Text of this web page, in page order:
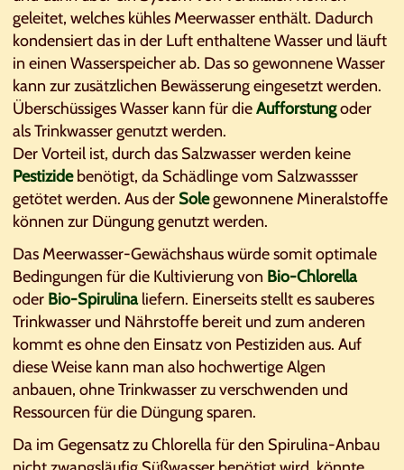
geleitet, welches kühles Meerwasser enthält. Dadurch
kondensiert das in der Luft enthaltene Wasser und läuft
in einen Wasserspeicher ab. Das so gewonnene Wasser
kann zur zusätzlichen Bewässerung eingesetzt werden.
Überschüssiges Wasser kann für dieAufforstungoder
als Trinkwasser genutzt werden.
Der Vorteil ist, durch das Salzwasser werden keine
Pestizidebenötigt, da Schädlinge vom Salzwassser
getötet werden. Aus der Solegewonnene Mineralstoffe
können zur Düngung genutzt werden.
Das Meerwasser-Gewächshaus würde somit optimale
Bedingungen für die Kultivierung von Bio-Chlorella
oder Bio-Spirulinaliefern. Einerseits stellt es sauberes
Trinkwasser und Nährstoffe bereit und zum anderen
kommt es ohne den Einsatz von Pestiziden aus. Auf
diese Weise kann man also hochwertige Algen
anbauen, ohne Trinkwasser zu verschwenden und
Ressourcen für die Düngung sparen.
Da im Gegensatz zu Chlorella für den Spirulina-Anbau